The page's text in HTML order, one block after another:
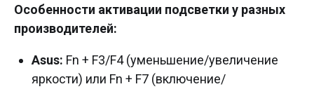
Особенности активации подсветки у разных
производителей:
Asus: Fn + F3/F4 (уменьшение/увеличение
яркости) или Fn + F7 (включение/